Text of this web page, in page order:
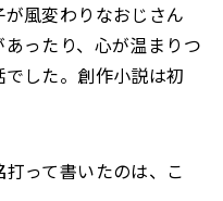
風変わりなおじさん
ったり、心が温まりつ
した。創作小説は初
って書いたのは、こ